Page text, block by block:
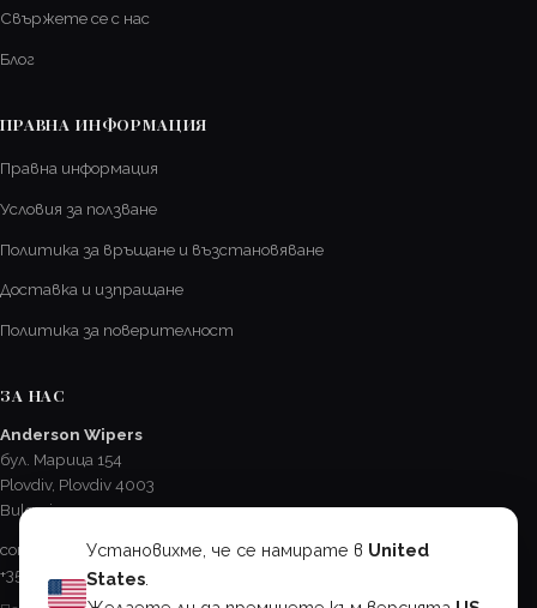
Установихме, че се намирате в United
States
Свържете се с нас
Блог
ПРАВНА ИНФОРМАЦИЯ
Правна информация
Условия за ползване
Политика за връщане и възстановяване
Доставка и изпращане
Политика за поверителност
ЗА НАС
Anderson Wipers
бул. Марица 154
Plovdiv, Plovdiv 4003
Bulgaria
contact@AndersonChevroletCA.com
+359 32 625 417